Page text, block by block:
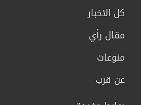
كل الاخبار
مقال رأي
منوعات
عن قرب